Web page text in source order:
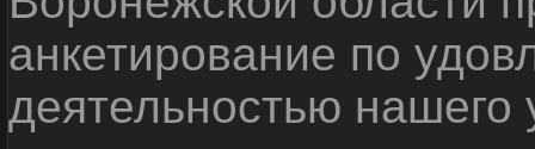
анкетирование по
деятельностью нашего